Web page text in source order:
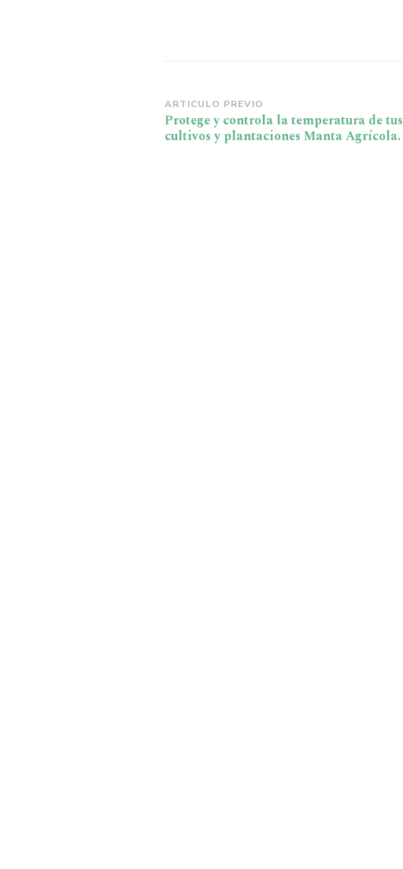
Navegación
de
publicación
ARTICULO PREVIO
Protege y controla la temperatura de tus
cultivos y plantaciones Manta Agrícola.